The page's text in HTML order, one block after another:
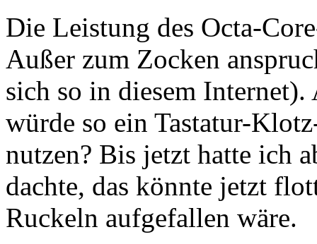
Die Leistung des Octa-
Außer zum Zocken
sich so in diesem
würde so ein Tastatur-
nutzen? Bis jetzt hatte ich
dachte, das könnte jetzt
Ruckeln aufgefallen wäre.